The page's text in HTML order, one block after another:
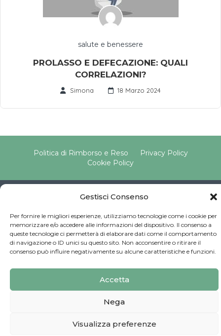
Gestisci Consenso
Per fornire le migliori esperienze, utilizziamo tecnologie come i cookie per
memorizzare e/o accedere alle informazioni del dispositivo. Il consenso a
queste tecnologie ci permetterà di elaborare dati come il comportamento
di navigazione o ID unici su questo sito. Non acconsentire o ritirare il
consenso può influire negativamente su alcune caratteristiche e funzioni.
Accetta
Nega
Visualizza preferenze
salute e benessere
PROLASSO E DEFECAZIONE: QUALI
CORRELAZIONI?
Simona 18 Marzo 2024
Politica di Rimborso e Reso
Privacy Policy
Cookie Policy
Copyright © 2025 Pavimento Pelvico Italia beAPPI srl |
P.IVA: 16569171008 | Email PEC:
pavimentopelvicoitalia@pec.it | Codice Univoco:
SU9YNJA
Iscriviti alla Newsletter
Recesso online